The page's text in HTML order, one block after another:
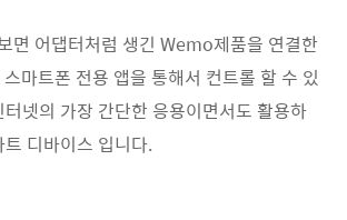
면 어댑터처럼 생긴 Wemo제품을 연결한
마트폰 전용 앱을 통해서 컨트롤 할 수 있
넷의 가장 간단한 응용이면서도 활용하
디바이스 입니다.